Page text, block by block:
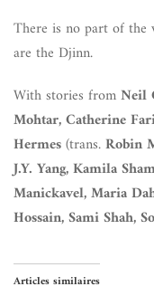
There is no part of the
are the Djinn.
With stories fromNeil
Mohtar, Catherine
Hermes(trans.Robin
J.Y. Yang, Kamila
Manickavel, Maria
Hossain, Sami Shah,
Articles similaires